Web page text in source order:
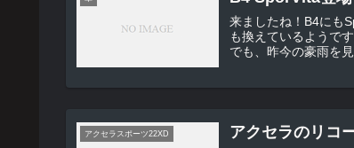
来ましたね！B4にもSporVita。 この内装はいいですね・・・（＾
も換えているようですが・・・
でも、昨今の豪雨を見
アクセラスポーツ22XD アクセラのリコ